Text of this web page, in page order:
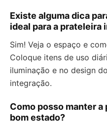
Existe alguma dica
ideal para a prateleira
Sim! Veja o espaço e
Coloque itens de uso
iluminação e no design
integração.
Como posso manter
bom estado?